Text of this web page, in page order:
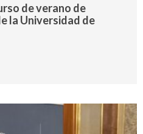
de verano de
la Universidad de